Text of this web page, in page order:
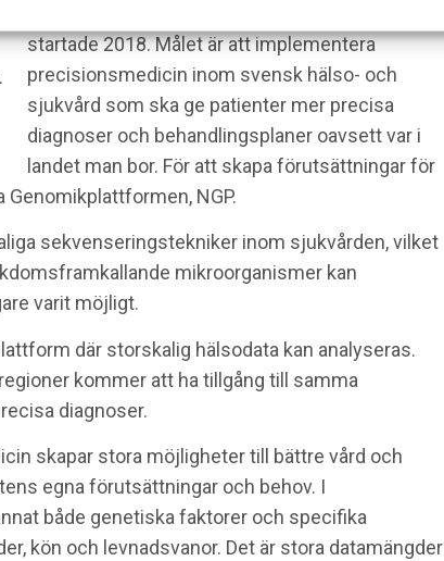
startade 2018. Målet är att implementera
precisionsmedicin inom svensk hälso- och
sjukvård som ska ge patienter mer precisa
diagnoser och behandlingsplaner oavsett var i
landet man bor. För att skapa förutsättningar för
NGP.
sekvenseringstekniker inom sjukvården, vilket
mikroorganismer kan
varit möjligt.
där storskalig hälsodata kan analyseras.
kommer att ha tillgång till samma
diagnoser.
skapar stora möjligheter till bättre vård och
egna förutsättningar och behov. I
både genetiska faktorer och specifika
kön och levnadsvanor. Det är stora datamängder